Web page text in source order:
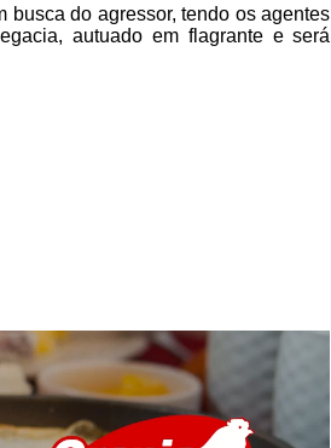
busca do agressor, tendo os agentes
autuado em flagrante e será